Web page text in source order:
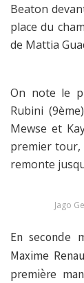
Beaton
place du
de Mattia
On note le
Rubini
Mewse et
premier
remonte
Jago
En seconde
Maxime
première